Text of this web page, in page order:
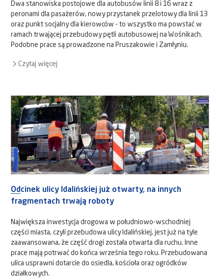
Dwa stanowiska postojowe dla autobusów linii 8 i 16 wraz z
peronami dla pasażerów, nowy przystanek przelotowy dla linii 13
oraz punkt socjalny dla kierowców - to wszystko ma powstać w
ramach trwającej przebudowy pętli autobusowej na Wośnikach.
Podobne prace są prowadzone na Pruszakowie i Zamłyniu.
Czytaj więcej
Odcinek ulicy Idalińskiej już otwarty, na innych
fragmentach trwają roboty
Największa inwestycja drogowa w południowo-wschodniej
części miasta, czyli przebudowa ulicy Idalińskiej, jest już na tyle
zaawansowana, że część drogi została otwarta dla ruchu. Inne
prace mają potrwać do końca września tego roku. Przebudowana
ulica usprawni dotarcie do osiedla, kościoła oraz ogródków
działkowych.